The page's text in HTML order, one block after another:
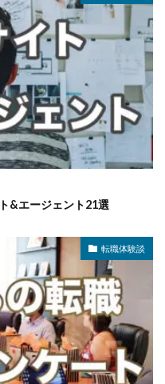
&エージェント21選
転職体験談